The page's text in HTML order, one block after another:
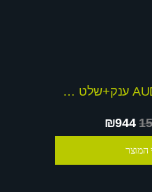
מכונית AUDI Q7 12V ענק+שלט חכם דגם 2015
₪944
המוצר